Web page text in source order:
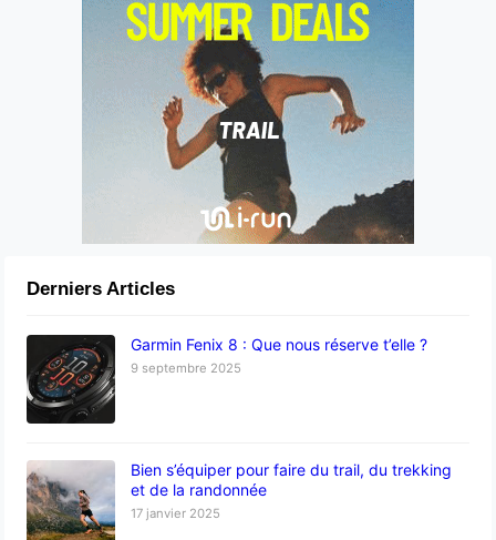
Derniers Articles
Garmin Fenix 8 : Que nous réserve t’elle ?
9 septembre 2025
Bien s’équiper pour faire du trail, du trekking
et de la randonnée
17 janvier 2025